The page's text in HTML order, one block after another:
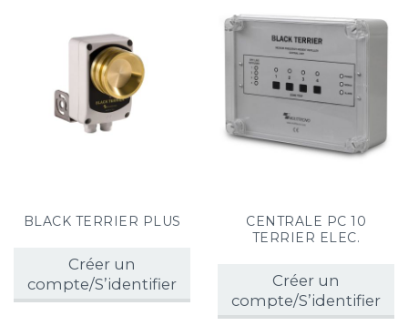
BLACK TERRIER PLUS
Créer un
compte/S’identifier
CENTRALE PC 10
TERRIER ELEC.
Créer un
compte/S’identifier